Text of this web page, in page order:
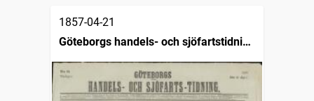
1857-04-21
Göteborgs handels- och sjöfartstidning
(1832)